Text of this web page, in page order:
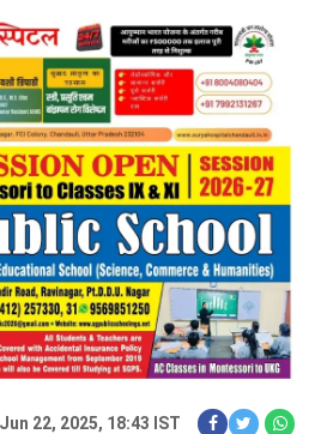
Jun 22, 2025, 18:43 IST